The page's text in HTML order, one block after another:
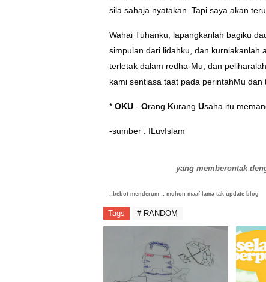
sila sahaja nyatakan. Tapi saya akan
Wahai Tuhanku, lapangkanlah bagiku
simpulan dari lidahku, dan kurniakanlah
terletak dalam redha-Mu; dan
kami sentiasa taat pada perintahMu
* OKU - Orang Kurang Usaha itu
-sumber : ILuvIslam
yang memberontak
::bebot menderum :: mohon maaf lama tak update blog
Tags # RANDOM